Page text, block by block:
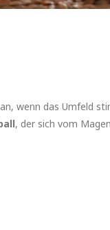
wenn das Umfeld
, der sich vom Magen